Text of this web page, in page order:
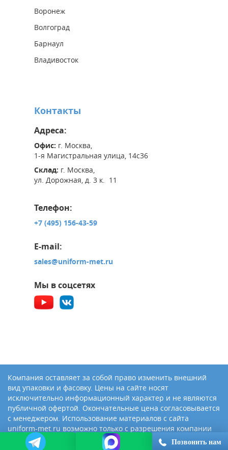
Воронеж
Волгоград
Барнаул
Владивосток
Контакты
Адреса:
Офис: г. Москва,
1-я Магистральная улица, 14с36
Склад: г. Москва,
ул. Дорожная, д. 3 к. 11
Телефон:
+7 (495) 156-43-59
E-mail:
sales@uniform-met.ru
Мы в соцсетях
Компания оставляет за собой право изменить внешний
вид упаковки и фасовку. Цены на сайте носят
исключительно информационный характер и не являются
публичной офертой. Окончательные цена согласовывается
с менеджером. Использование материалов с сайта
uniform-met.ru возможно только с разрешения компании
«Юниформ-Металл»
Позвонить нам